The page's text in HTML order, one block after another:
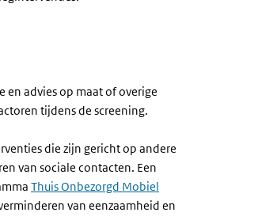
advies op maat of overige
tijdens de screening.
die zijn gericht op andere
van sociale contacten. Een
Thuis Onbezorgd Mobiel
van eenzaamheid en